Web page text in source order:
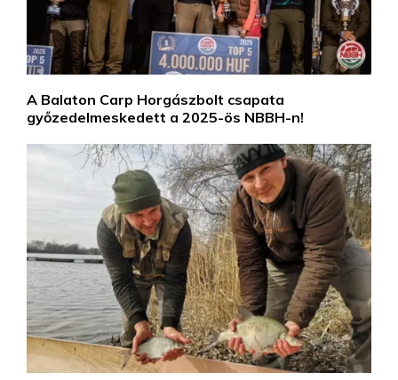
A Balaton Carp Horgászbolt csapata
győzedelmeskedett a 2025-ös NBBH-n!